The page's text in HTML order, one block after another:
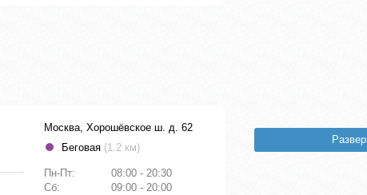
Москва, Хорошёвское ш. д. 62
Беговая (1.2 км)
Пн-Пт:
08:00 - 20:30
Сб:
09:00 - 20:00